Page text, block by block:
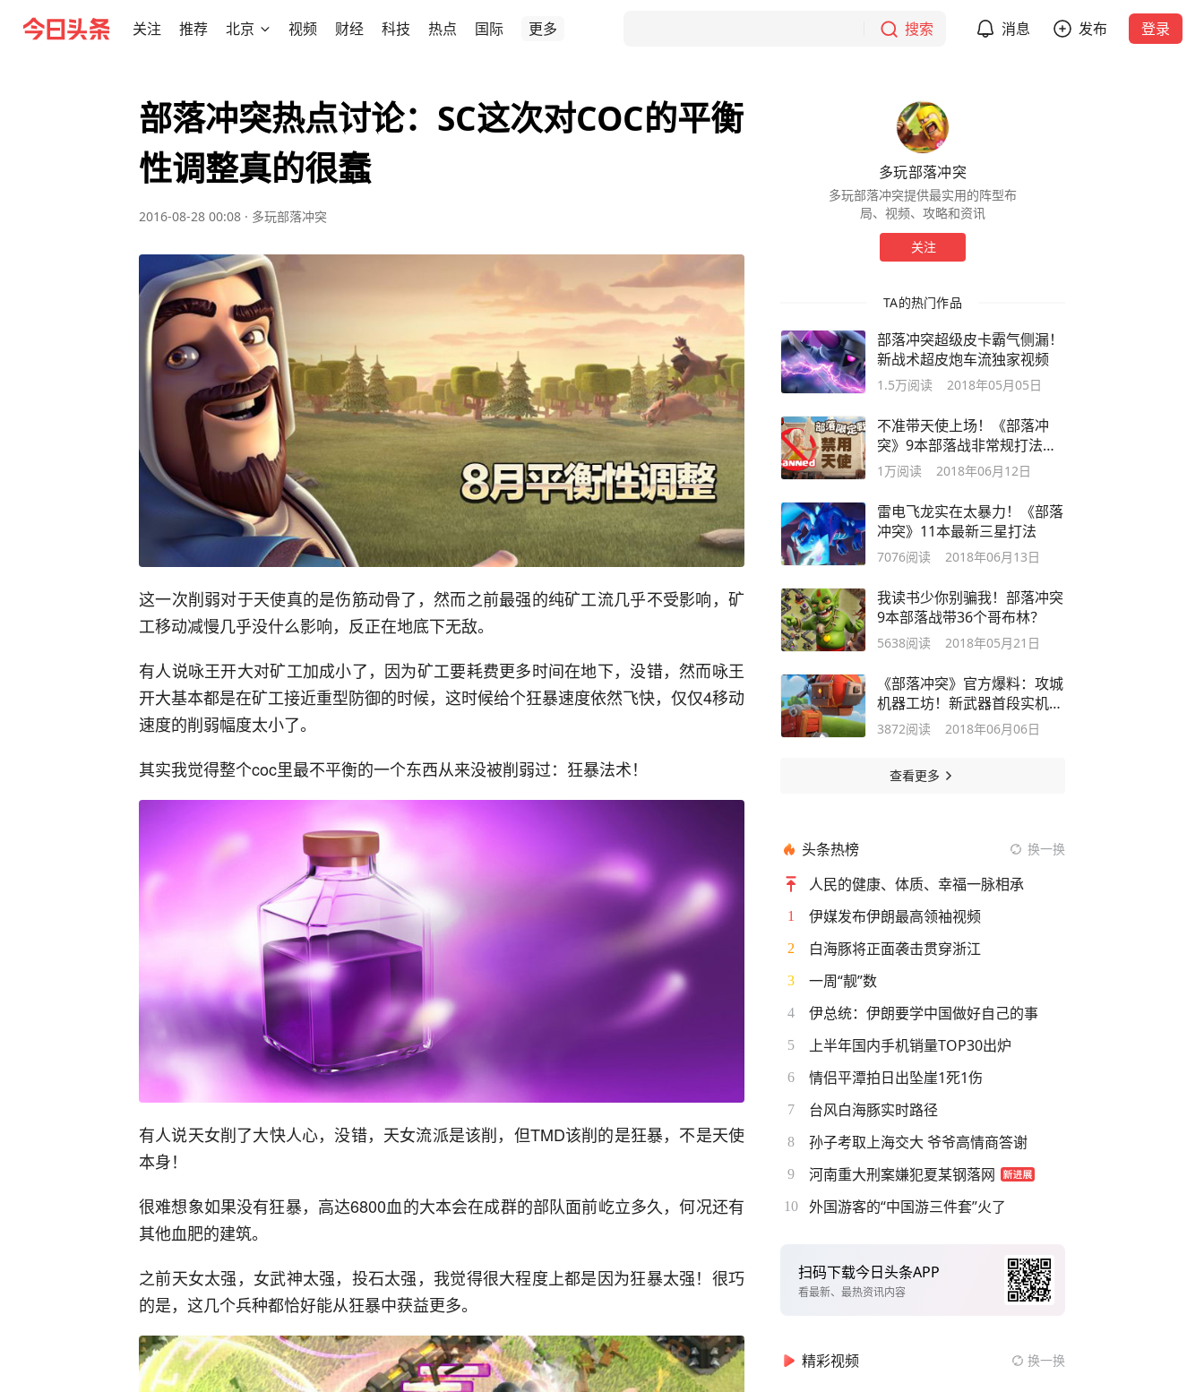
关注 推荐 北京 视频 财经 科技 热点 国际 更多 搜索 消息 发布 登录
部落冲突热点讨论：SC这次对COC的平衡
性调整真的很蠢
2016-08-28 00:08 · 多玩部落冲突
这一次削弱对于天使真的是伤筋动骨了，然而之前最强的纯矿工流几乎不受影响，矿
工移动减慢几乎没什么影响，反正在地底下无敌。
有人说咏王开大对矿工加成小了，因为矿工要耗费更多时间在地下，没错，然而咏王
开大基本都是在矿工接近重型防御的时候，这时候给个狂暴速度依然飞快，仅仅4移动
速度的削弱幅度太小了。
其实我觉得整个coc里最不平衡的一个东西从来没被削弱过：狂暴法术！
有人说天女削了大快人心，没错，天女流派是该削，但TMD该削的是狂暴，不是天使
本身！
很难想象如果没有狂暴，高达6800血的大本会在成群的部队面前屹立多久，何况还有
其他血肥的建筑。
之前天女太强，女武神太强，投石太强，我觉得很大程度上都是因为狂暴太强！很巧
的是，这几个兵种都恰好能从狂暴中获益更多。
多玩部落冲突
多玩部落冲突提供最实用的阵型布
局、视频、攻略和资讯
关注
TA的热门作品
部落冲突超级皮卡霸气侧漏！
新战术超皮炮车流独家视频
1.5万阅读 2018年05月05日
不准带天使上场！《部落冲
突》9本部落战非常规打法演
示
1万阅读 2018年06月12日
雷电飞龙实在太暴力！《部落
冲突》11本最新三星打法
7076阅读 2018年06月13日
我读书少你别骗我！部落冲突
9本部落战带36个哥布林？
5638阅读 2018年05月21日
《部落冲突》官方爆料：攻城
机器工坊！新武器首段实机演
示
3872阅读 2018年06月06日
查看更多
头条热榜 换一换
人民的健康、体质、幸福一脉相承
1 伊媒发布伊朗最高领袖视频
2 白海豚将正面袭击贯穿浙江
3 一周“靓”数
4 伊总统：伊朗要学中国做好自己的事
5 上半年国内手机销量TOP30出炉
6 情侣平潭拍日出坠崖1死1伤
7 台风白海豚实时路径
8 孙子考取上海交大 爷爷高情商答谢
9 河南重大刑案嫌犯夏某钢落网
10 外国游客的“中国游三件套”火了
扫码下载今日头条APP
看最新、最热资讯内容
精彩视频 换一换